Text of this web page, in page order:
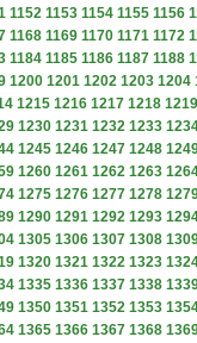
1152 1153 1154 1155 1156
1168 1169 1170 1171 1172
1184 1185 1186 1187 1188
1200 1201 1202 1203 1204
1215 1216 1217 1218 1219
1230 1231 1232 1233
1245 1246 1247 1248
1260 1261 1262 1263
1275 1276 1277 1278
1290 1291 1292 1293
1305 1306 1307 1308
1320 1321 1322 1323
1335 1336 1337 1338
1350 1351 1352 1353
1365 1366 1367 1368